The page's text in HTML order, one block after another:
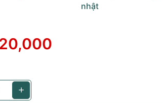
nhật